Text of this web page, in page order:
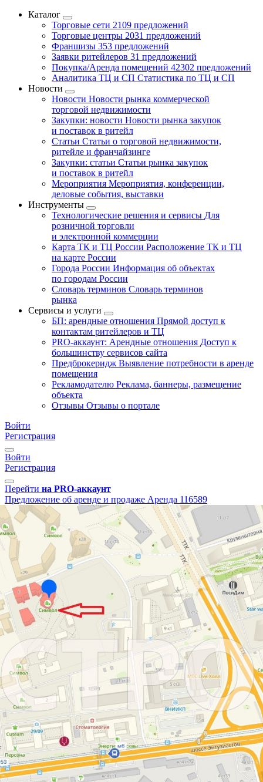
Каталог
Торговые сети 2109 предложений
Торговые центры 2031 предложений
Франшизы 353 предложений
Заявки ритейлеров 31 предложений
Покупка/Аренда помещений 42302 предложений
Аналитика ТЦ и СП Статистика по ТЦ и СП
Новости
Новости Новости рынка коммерческой
торговой недвижимости
Закупки: новости Новости рынка закупок
и поставок в ритейл
Статьи Статьи о торговой недвижимости,
ритейле и франчайзинге
Закупки: статьи Статьи рынка закупок
и поставок в ритейл
Мероприятия Мероприятия, конференции,
деловые события, выставки
Инструменты
Технологические решения и сервисы Для
розничной торговли
и электронной коммерции
Карта ТК и ТЦ России Расположение ТК и ТЦ
на карте России
Города России Информация об объектах
по городам России
Словарь терминов Словарь терминов
рынка
Сервисы и услуги
БП: арендные отношения Прямой доступ к
контактам ритейлеров и ТЦ
PRO-аккаунт: Арендные отношения Доступ к
большинству сервисов сайта
Предброкеридж Выявление потребности в аренде
помещения
Рекламодателю Реклама, баннеры, размещение
объекта
Отзывы Отзывы о портале
Войти
Регистрация
Войти
Регистрация
Перейти на PRO-аккаунт
Предложение об аренде и продаже Аренда 116589